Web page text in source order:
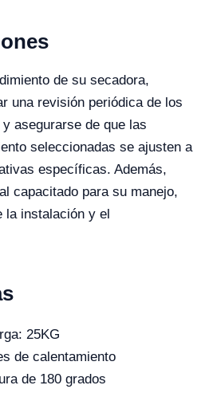
de su secadora,
una revisión periódica de los
asegurarse de que las
seleccionadas se ajusten a
específicas. Además,
capacitado para su manejo,
la instalación y el
25KG
de calentamiento
de 180 grados